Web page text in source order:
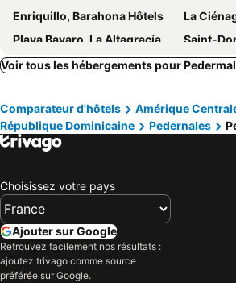
Enriquillo, Barahona Hôtels
La
Playa Bavaro, La Altagracía Hôtels
Saint-
Puerto Plata, Puerto Plata Hôtels
Las
Bayahibe, La Altagracía Hôtels
Juan Dolio,
Santiago, Santiago Hôtels
Voir tous les hébergements pour
Comparateur d'hôtels
Amérique
République Dominicaine
Pedernales
Choisissez votre pays
Ajouter sur Google
Retrouvez facilement nos résultats :
ajoutez trivago comme source
préférée sur Google.